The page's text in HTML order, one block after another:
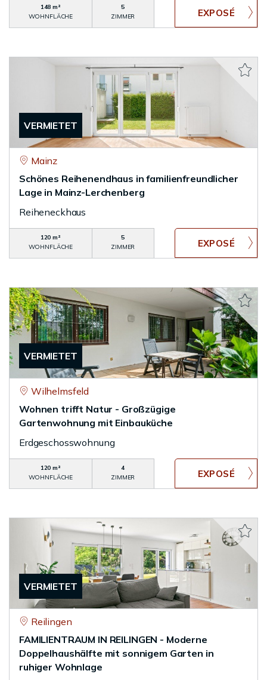
148 m²
WOHNFLÄCHE
5
ZIMMER
VERMIETET
Mainz
Schönes Reihenendhaus in familienfreundlicher
Lage in Mainz-Lerchenberg
Reiheneckhaus
120 m²
WOHNFLÄCHE
5
ZIMMER
VERMIETET
Wilhelmsfeld
Wohnen trifft Natur - Großzügige
Gartenwohnung mit Einbauküche
Erdgeschosswohnung
120 m²
WOHNFLÄCHE
4
ZIMMER
VERMIETET
Reilingen
FAMILIENTRAUM IN REILINGEN - Moderne
Doppelhaushälfte mit sonnigem Garten in
ruhiger Wohnlage